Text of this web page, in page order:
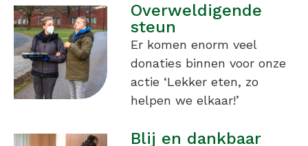
Overweldigende
steun
Er komen enorm veel
donaties binnen voor onze
actie ‘Lekker eten, zo
helpen we elkaar!’
Blij en dankbaar